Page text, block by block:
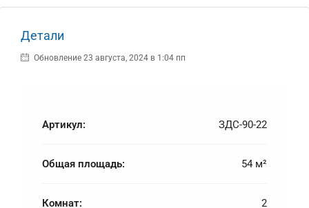
Детали
Обновление 23 августа, 2024 в 1:04 пп
Артикул: ЗДС-90-22
Общая площадь: 54 м²
Комнат: 2